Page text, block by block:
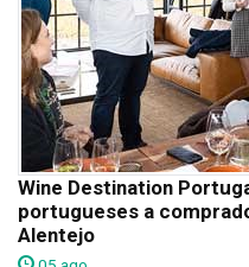
Wine Destination
portugueses a
Alentejo